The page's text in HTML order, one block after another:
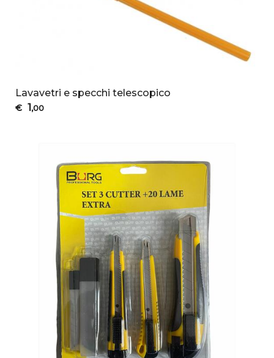
Lavavetri e specchi telescopico
€ 1 ,00